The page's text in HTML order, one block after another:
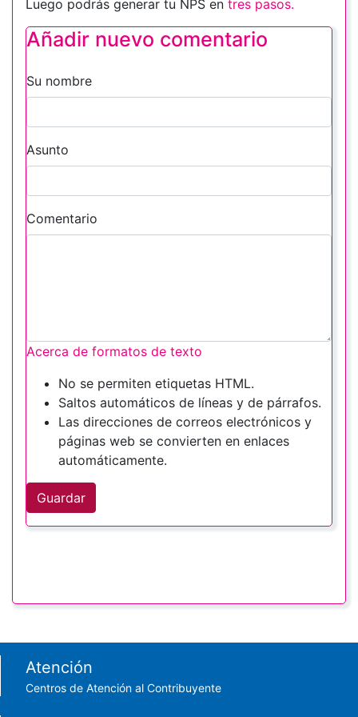
Luego podrás generar tu NPS en tres pasos.
Añadir nuevo comentario
Su nombre
Asunto
Comentario
Acerca de formatos de texto
No se permiten etiquetas HTML.
Saltos automáticos de líneas y de párrafos.
Las direcciones de correos electrónicos y
páginas web se convierten en enlaces
automáticamente.
Guardar
Footer menu
Atención
Centros de Atención al Contribuyente